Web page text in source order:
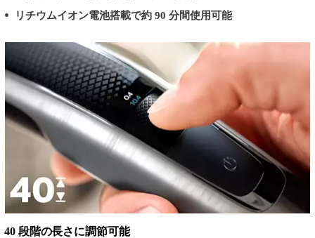
リチウムイオン電池搭載で約 90 分間使用可能
40 段階の長さに調節可能